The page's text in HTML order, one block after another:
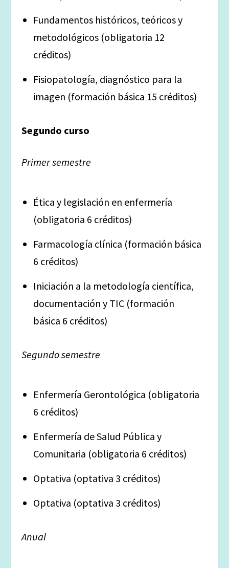
Fundamentos históricos, teóricos y
metodológicos (obligatoria 12
créditos)
Fisiopatología, diagnóstico para la
imagen (formación básica 15 créditos)
Segundo curso
Primer semestre
Ética y legislación en enfermería
(obligatoria 6 créditos)
Farmacología clínica (formación básica
6 créditos)
Iniciación a la metodología científica,
documentación y TIC (formación
básica 6 créditos)
Segundo semestre
Enfermería Gerontológica (obligatoria
6 créditos)
Enfermería de Salud Pública y
Comunitaria (obligatoria 6 créditos)
Optativa (optativa 3 créditos)
Optativa (optativa 3 créditos)
Anual